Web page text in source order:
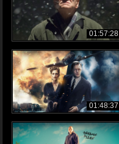
01:57:28
01:48:37